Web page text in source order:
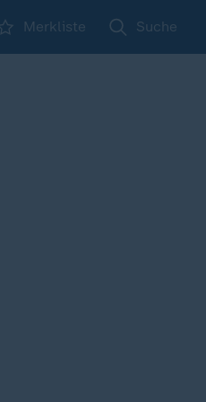
Merkliste Suche